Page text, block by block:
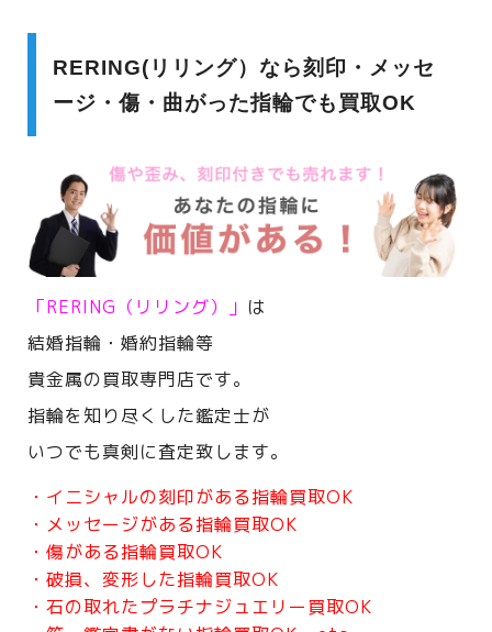
RERING(リリング）なら刻印・メッセ
ージ・傷・曲がった指輪でも買取OK
「RERING（リリング）」 は
結婚指輪・婚約指輪等
貴金属の買取専門店です。
指輪を知り尽くした鑑定士が
いつでも真剣に査定致します。
・イニシャルの刻印がある指輪買取OK
・メッセージがある指輪買取OK
・傷がある指輪買取OK
・破損、変形した指輪買取OK
・石の取れたプラチナジュエリー買取OK